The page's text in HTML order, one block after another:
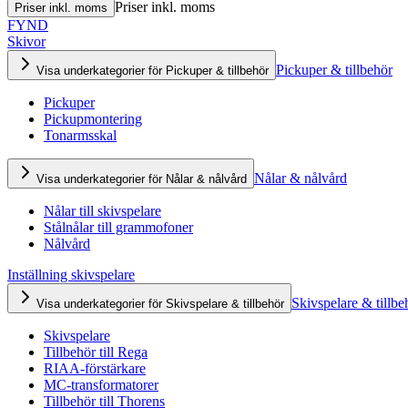
Priser inkl. moms Priser inkl. moms
FYND
Skivor
Visa underkategorier för Pickuper & tillbehör Pickuper & tillbehör
Pickuper
Pickupmontering
Tonarmsskal
Visa underkategorier för Nålar & nålvård Nålar & nålvård
Nålar till skivspelare
Stålnålar till grammofoner
Nålvård
Inställning skivspelare
Visa underkategorier för Skivspelare & tillbehör Skivspelare &
Skivspelare
Tillbehör till Rega
RIAA-förstärkare
MC-transformatorer
Tillbehör till Thorens